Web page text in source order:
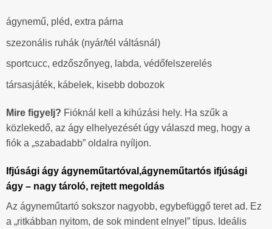
ágynemű, pléd, extra párna
szezonális ruhák (nyár/tél váltásnál)
sportcucc, edzőszőnyeg, labda, védőfelszerelés
társasjáték, kábelek, kisebb dobozok
Mire figyelj? Fióknál kell a kihúzási hely. Ha szűk a
közlekedő, az ágy elhelyezését úgy válaszd meg, hogy a
fiók a „szabadabb” oldalra nyíljon.
Ifjúsági ágy ágyneműtartóval,ágyneműtartós ifjúsági
ágy – nagy tároló, rejtett megoldás
Az ágyneműtartó sokszor nagyobb, egybefüggő teret ad. Ez
a „ritkábban nyitom, de sok mindent elnyel” típus. Ideális